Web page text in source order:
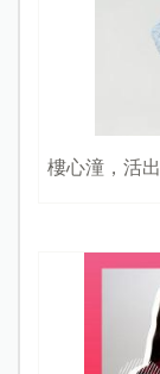
樓心潼，活